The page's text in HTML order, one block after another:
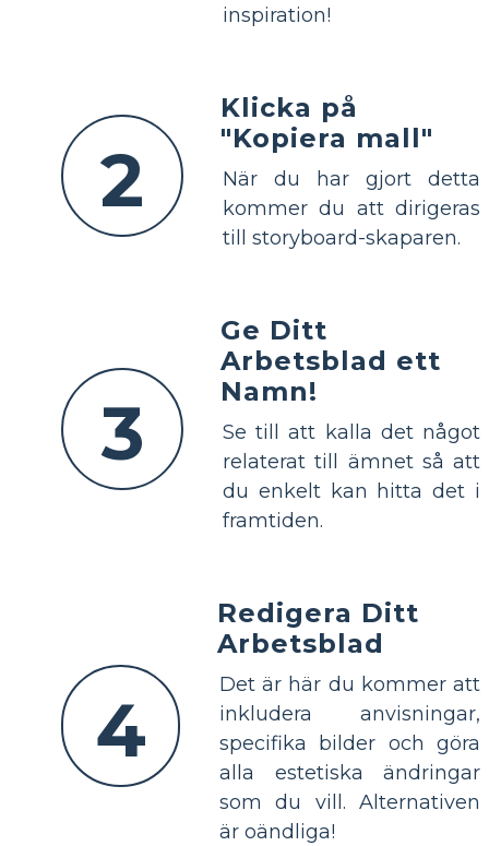
inspiration!
2
Klicka på
"Kopiera mall"
När du har gjort detta
kommer du att dirigeras
till storyboard-skaparen.
3
Ge Ditt
Arbetsblad ett
Namn!
Se till att kalla det något
relaterat till ämnet så att
du enkelt kan hitta det i
framtiden.
4
Redigera Ditt
Arbetsblad
Det är här du kommer att
inkludera anvisningar,
specifika bilder och göra
alla estetiska ändringar
som du vill. Alternativen
är oändliga!